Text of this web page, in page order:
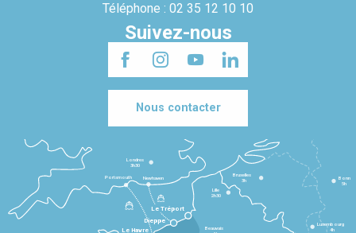
Téléphone : 02 35 12 10 10
Suivez-nous
Nous contacter
Le Havre
Dieppe
Le Tréport
Beauvais
Lille
2h30
Bruxelles
3h
Londres
3h30
Newhaven
Portsmouth
Bonn
5h
Luxembourg
4h